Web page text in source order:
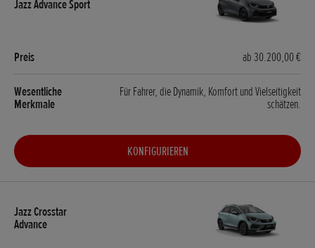
ab 30.200,00 €
Für Fahrer, die Dynamik, Komfort und Vielseitigkeit
schätzen.
KONFIGURIEREN